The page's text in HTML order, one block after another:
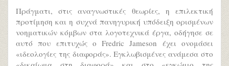
Πράγματι, στις αναγνωστικές θεωρίες, η επιλεκτική
προτίμηση και η συχνά πανηγυρική υπόδειξη ορισμένων
νοηματικών κόμβων στα λογοτεχνικά έργα, οδήγησε σε
αυτό που επιτυχώς ο Fredric Jameson έχει ονομάσει
«ιδεολογίες της διαφοράς». Εγκλωβισμένες ανάμεσα στο